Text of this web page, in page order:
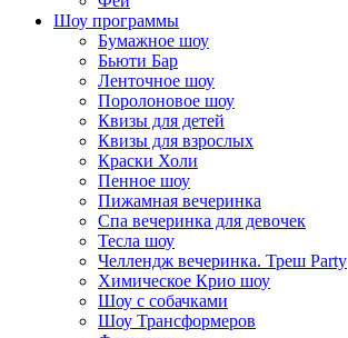
Шоу программы
Бумажное шоу
Бьюти Бар
Ленточное шоу
Поролоновое шоу
Квизы для детей
Квизы для взрослых
Краски Холи
Пенное шоу
Пижамная вечеринка
Спа вечеринка для девочек
Тесла шоу
Челлендж вечеринка. Треш Party
Химическое Крио шоу
Шоу с собачками
Шоу Трансформеров